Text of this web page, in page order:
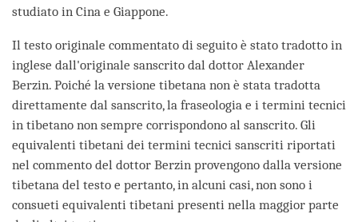
studiato in Cina e Giappone.
Il testo originale commentato di seguito è stato tradotto in
inglese dall'originale sanscrito dal dottor Alexander
Berzin. Poiché la versione tibetana non è stata tradotta
direttamente dal sanscrito, la fraseologia e i termini tecnici
in tibetano non sempre corrispondono al sanscrito. Gli
equivalenti tibetani dei termini tecnici sanscriti riportati
nel commento del dottor Berzin provengono dalla versione
tibetana del testo e pertanto, in alcuni casi, non sono i
consueti equivalenti tibetani presenti nella maggior parte